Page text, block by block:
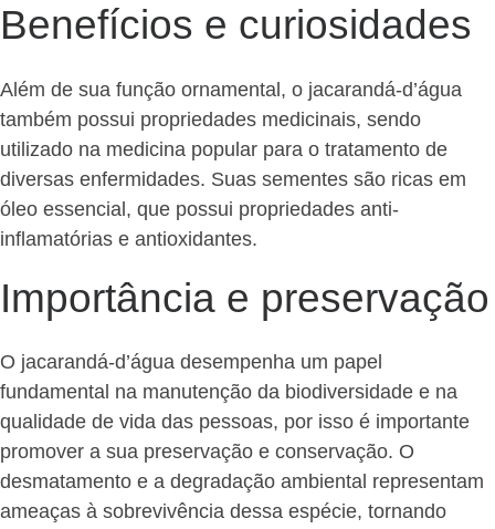
Benefícios e curiosidades
Além de sua função ornamental, o jacarandá-d’água
também possui propriedades medicinais, sendo
utilizado na medicina popular para o tratamento de
diversas enfermidades. Suas sementes são ricas em
óleo essencial, que possui propriedades anti-
inflamatórias e antioxidantes.
Importância e preservação
O jacarandá-d’água desempenha um papel
fundamental na manutenção da biodiversidade e na
qualidade de vida das pessoas, por isso é importante
promover a sua preservação e conservação. O
desmatamento e a degradação ambiental representam
ameaças à sobrevivência dessa espécie, tornando